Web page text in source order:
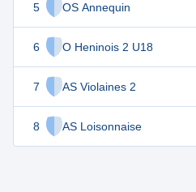
5 OS Annequin
6 O Heninois 2 U18
7 AS Violaines 2
8 AS Loisonnaise
7